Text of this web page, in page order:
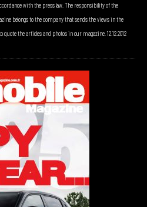
with the press law. The responsibility of the
belongs to the company that sends the views in the
the articles and photos in our magazine. 12.12.2012